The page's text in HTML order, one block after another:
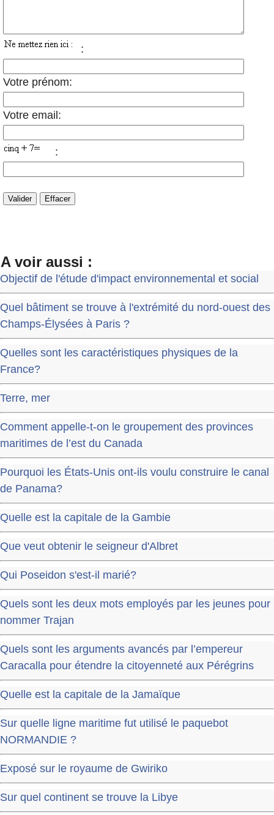
:
Votre prénom:
Votre email:
:
A voir aussi :
Objectif de l'étude d'impact environnemental et social
Quel bâtiment se trouve à l'extrémité du nord-ouest des
Champs-Élysées à Paris ?
Quelles sont les caractéristiques physiques de la
France?
Terre, mer
Comment appelle-t-on le groupement des provinces
maritimes de l’est du Canada
Pourquoi les États-Unis ont-ils voulu construire le canal
de Panama?
Quelle est la capitale de la Gambie
Que veut obtenir le seigneur d'Albret
Qui Poseidon s'est-il marié?
Quels sont les deux mots employés par les jeunes pour
nommer Trajan
Quels sont les arguments avancés par l’empereur
Caracalla pour étendre la citoyenneté aux Pérégrins
Quelle est la capitale de la Jamaïque
Sur quelle ligne maritime fut utilisé le paquebot
NORMANDIE ?
Exposé sur le royaume de Gwiriko
Sur quel continent se trouve la Libye